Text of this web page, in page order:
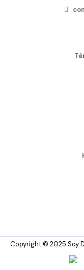
Copyright © 2025 Soy